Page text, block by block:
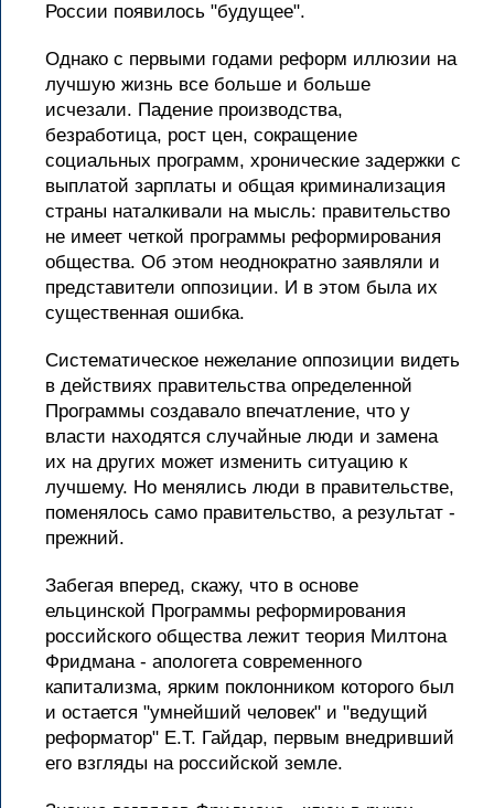
России появилось "будущее".
Однако с первыми годами реформ иллюзии на
лучшую жизнь все больше и больше
исчезали. Падение производства,
безработица, рост цен, сокращение
социальных программ, хронические задержки с
выплатой зарплаты и общая криминализация
страны наталкивали на мысль: правительство
не имеет четкой программы реформирования
общества. Об этом неоднократно заявляли и
представители оппозиции. И в этом была их
существенная ошибка.
Систематическое нежелание оппозиции видеть
в действиях правительства определенной
Программы создавало впечатление, что у
власти находятся случайные люди и замена
их на других может изменить ситуацию к
лучшему. Но менялись люди в правительстве,
поменялось само правительство, а результат -
прежний.
Забегая вперед, скажу, что в основе
ельцинской Программы реформирования
российского общества лежит теория Милтона
Фридмана - апологета современного
капитализма, ярким поклонником которого был
и остается "умнейший человек" и "ведущий
реформатор" Е.Т. Гайдар, первым внедривший
его взгляды на российской земле.